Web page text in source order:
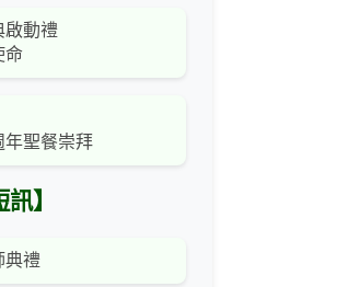
啟動禮
命
聖餐崇拜
】
典禮